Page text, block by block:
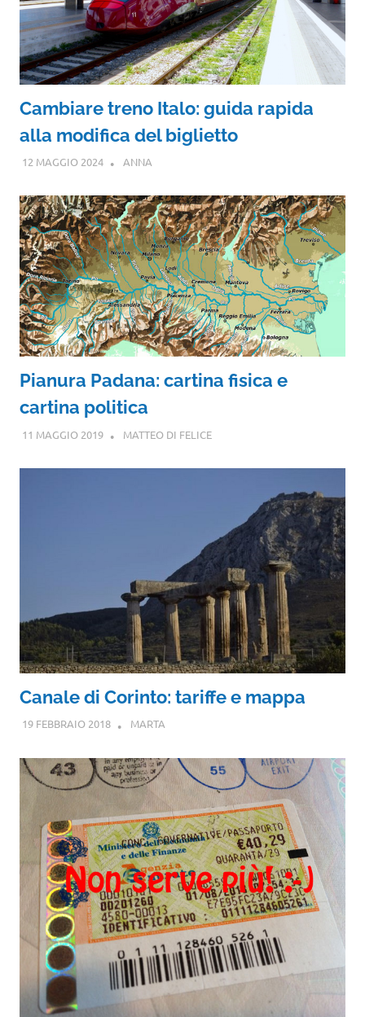
Cambiare treno Italo: guida rapida
alla modifica del biglietto
12 MAGGIO 2024 ANNA
Pianura Padana: cartina fisica e
cartina politica
11 MAGGIO 2019 MATTEO DI FELICE
Canale di Corinto: tariffe e mappa
19 FEBBRAIO 2018 MARTA